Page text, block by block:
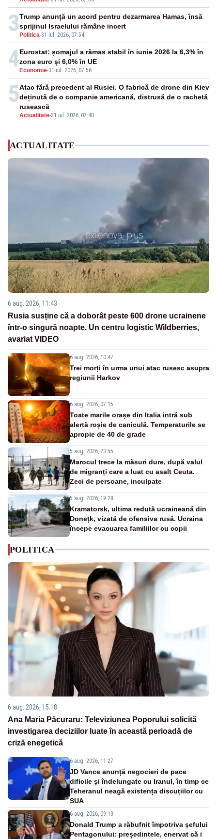
3 Politica-31 iul. 2026, 07:54
Trump anunță un acord pentru dezarmarea Hamas, însă
sprijinul Israelului rămâne incert
4 Economie-31 iul. 2026, 07:56
Eurostat: șomajul a rămas stabil în iunie 2026 la 6,3% în
zona euro și 6,0% în UE
5
Actualitate-31 iul. 2026, 07:40
Atac fără precedent al Rusiei. O fabrică de drone din Kiev
deținută de o companie americană, distrusă de o rachetă
rusească
ACTUALITATE
6 aug. 2026, 11:43
Rusia susține că a doborât peste 600 drone ucrainene
într-o singură noapte. Un centru logistic Wildberries,
avariat VIDEO
6 aug. 2026, 10:47
Trei morți în urma unui atac rusesc asupra
regiunii Harkov
6 aug. 2026, 07:15
Toate marile orașe din Italia intră sub
alertă roșie de caniculă. Temperaturile se
apropie de 40 de grade
5 aug. 2026, 23:55
Marocul trece la măsuri dure, după valul
de migranți care a luat cu asalt Ceuta.
Zeci de persoane, inculpate
5 aug. 2026, 19:28
Kramatorsk, ultima redută ucraineană din
Donețk, vizată de ofensiva rusă. Ucraina
începe evacuarea familiilor cu copii
POLITICA
6 aug. 2026, 15:18
Ana Maria Păcuraru: Televiziunea Poporului solicită
investigarea deciziilor luate în această perioadă de
criză enegetică
6 aug. 2026, 11:27
JD Vance anunță negocieri de pace
dificile și îndelungate cu Iranul, în timp ce
Teheranul neagă existența discuțiilor cu
SUA
6 aug. 2026, 09:13
Donald Trump a răbufnit împotriva șefului
Pentagonului: președintele, enervat că i